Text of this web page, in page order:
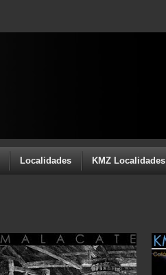
Localidades KMZ Localidades